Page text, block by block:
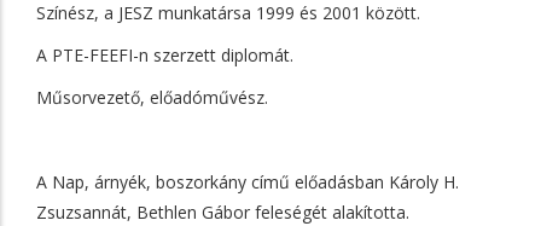
Színész, a JESZ munkatársa 1999 és 2001 között.
A PTE-FEEFI-n szerzett diplomát.
Műsorvezető, előadóművész.
A Nap, árnyék, boszorkány című előadásban Károly H.
Zsuzsannát, Bethlen Gábor feleségét alakította.